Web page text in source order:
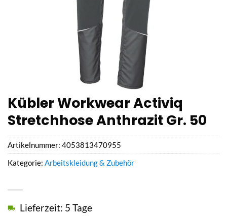
Kübler Workwear Activiq
Stretchhose Anthrazit Gr. 50
Lieferzeit: 5 Tage
Artikelnummer: 4053813470955
Kategorie: Arbeitskleidung & Zubehör